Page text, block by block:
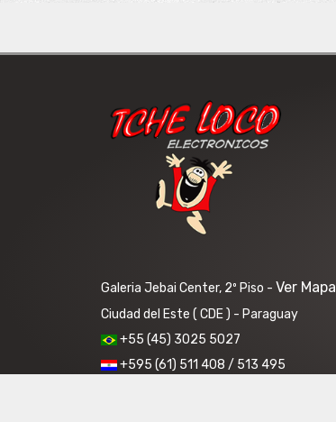
Galeria Jebai Center, 2º Piso - Ver Mapa
Ciudad del Este ( CDE ) - Paraguay
+55 (45) 3025 5027
+595 (61) 511 408 / 513 495